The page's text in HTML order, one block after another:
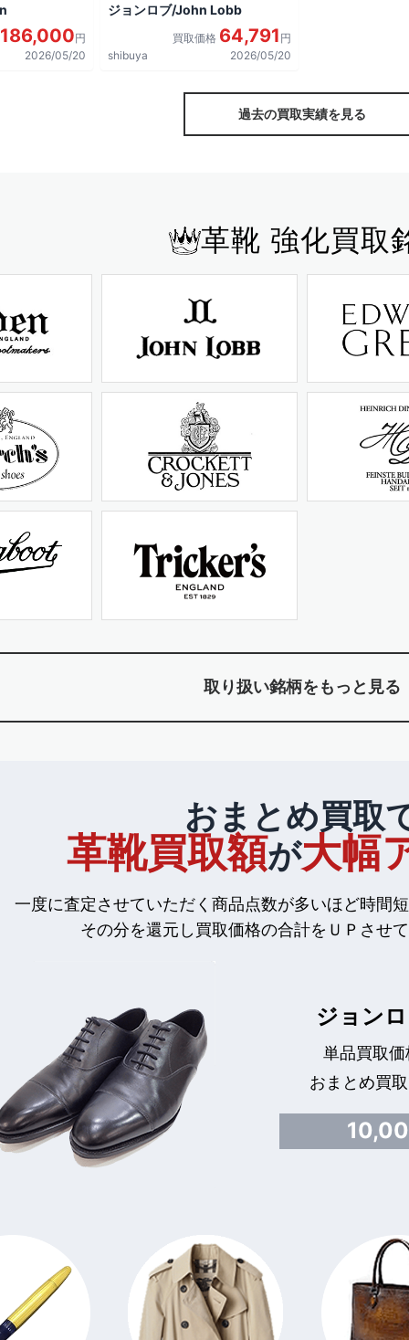
186,000円
2026/05/20
ジョンロブ/John Lobb
買取価格 64,791 円
shibuya
2026/05/20
過去の買取実績を見る
革靴 強化買取
取り扱い銘柄をもっと見る
おまとめ買取
革靴買取額が大幅
一度に査定させていただく商品点数が多いほど時間
その分を還元し買取価格の合計をＵＰさせ
ジョン
単品買取
おまとめ買